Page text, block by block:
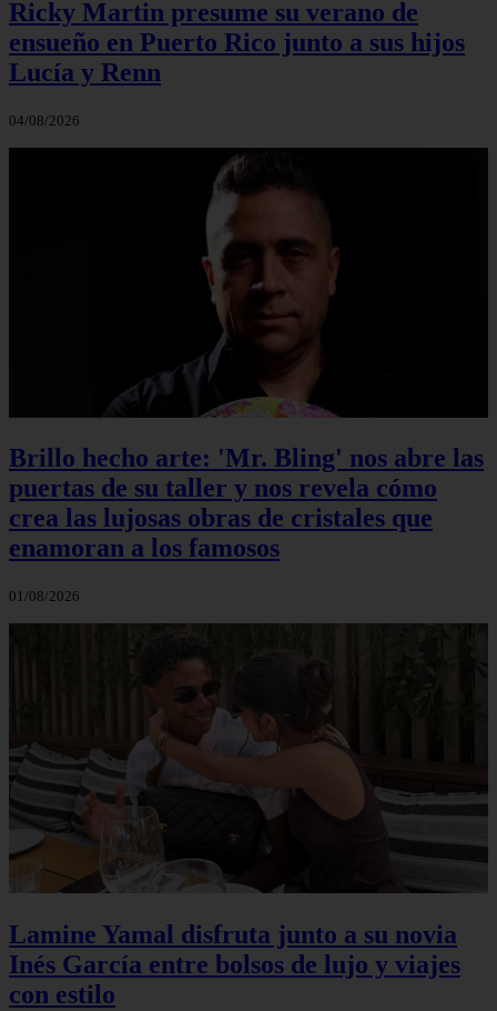
Ricky Martin presume su verano de
ensueño en Puerto Rico junto a sus hijos
Lucía y Renn
04/08/2026
Brillo hecho arte: 'Mr. Bling' nos abre las
puertas de su taller y nos revela cómo
crea las lujosas obras de cristales que
enamoran a los famosos
01/08/2026
Lamine Yamal disfruta junto a su novia
Inés García entre bolsos de lujo y viajes
con estilo